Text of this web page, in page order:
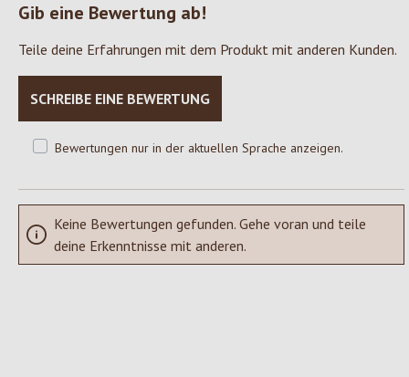
Durchschnittliche Bewertung von 0 von 5 Sternen
Gib eine Bewertung ab!
Teile deine Erfahrungen mit dem Produkt mit anderen Kunden.
SCHREIBE EINE BEWERTUNG
Bewertungen nur in der aktuellen Sprache anzeigen.
Keine Bewertungen gefunden. Gehe voran und teile
deine Erkenntnisse mit anderen.